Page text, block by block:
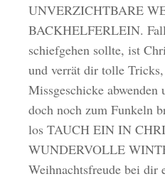
UNVERZICHTBARE
BACKHELFERLEIN.
schiefgehen sollte, ist
und verrät dir tolle
Missgeschicke
doch noch zum Funkeln
los TAUCH EIN IN
WUNDERVOLLE
Weihnachtsfreude bei dir